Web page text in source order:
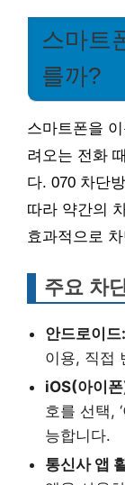
스마트
를까?
스마트폰을
려오는 전화
다. 070 차단
따라 약간의
효과적으로
주요 차
안드로이드:
이용, 직접
iOS(아이
호를 선택,
능합니다.
통신사 앱